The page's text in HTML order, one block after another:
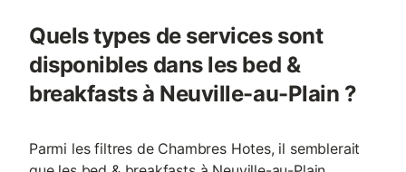
Quels types de services sont
disponibles dans les bed &
breakfasts à Neuville-au-Plain ?
Parmi les filtres de Chambres Hotes, il semblerait